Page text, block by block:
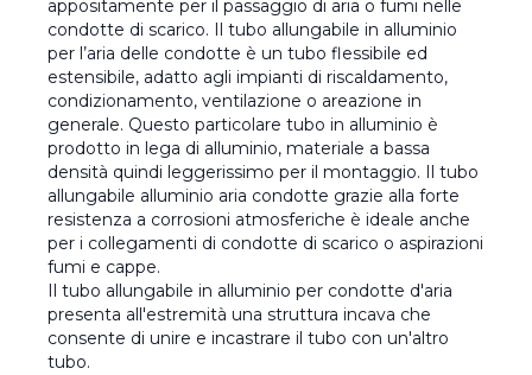
appositamente per il passaggio di aria o fumi nelle
condotte di scarico. Il tubo allungabile in alluminio
per l’aria delle condotte è un tubo flessibile ed
estensibile, adatto agli impianti di riscaldamento,
condizionamento, ventilazione o areazione in
generale. Questo particolare tubo in alluminio è
prodotto in lega di alluminio, materiale a bassa
densità quindi leggerissimo per il montaggio. Il tubo
allungabile alluminio aria condotte grazie alla forte
resistenza a corrosioni atmosferiche è ideale anche
per i collegamenti di condotte di scarico o aspirazioni
fumi e cappe.
Il tubo allungabile in alluminio per condotte d'aria
presenta all'estremità una struttura incava che
consente di unire e incastrare il tubo con un'altro
tubo.